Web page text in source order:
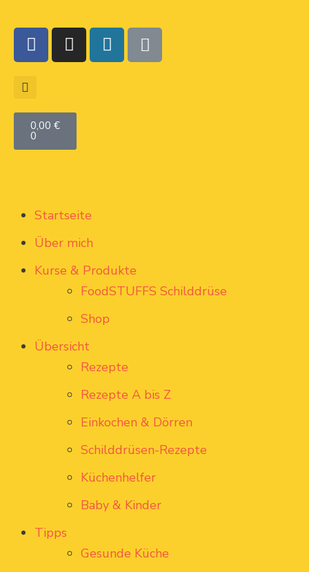
0,00 €
0
Startseite
Über mich
Kurse & Produkte
FoodSTUFFS Schilddrüse
Shop
Übersicht
Rezepte
Rezepte A bis Z
Einkochen & Dörren
Schilddrüsen-Rezepte
Küchenhelfer
Baby & Kinder
Tipps
Gesunde Küche